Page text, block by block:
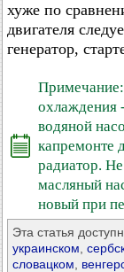
хуже по
двигателя
генератор,
охлаждения
водяной
капремонте
радиатор.
масляный
новый при
Эта статья
украинском
словацком